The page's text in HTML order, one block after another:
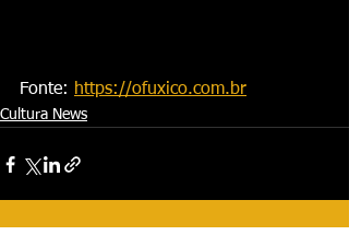
Fonte: https://ofuxico.com.br
Cultura News